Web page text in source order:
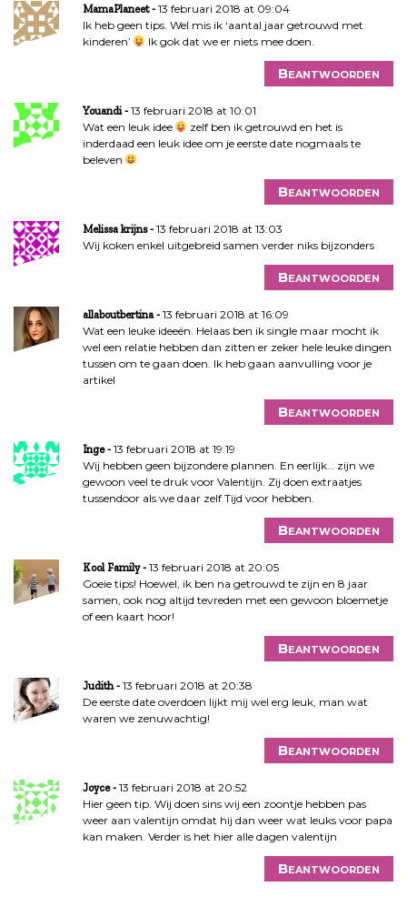
MamaPlaneet
13 februari 2018 at 09:04
Ik heb geen tips. Wel mis ik ‘aantal jaar getrouwd met
kinderen’
Ik gok dat we er niets mee doen.
Beantwoorden
Youandi
13 februari 2018 at 10:01
Wat een leuk idee
zelf ben ik getrouwd en het is
inderdaad een leuk idee om je eerste date nogmaals te
beleven
Beantwoorden
Melissa krijns
13 februari 2018 at 13:03
Wij koken enkel uitgebreid samen verder niks bijzonders
Beantwoorden
allaboutbertina
13 februari 2018 at 16:09
Wat een leuke ideeën. Helaas ben ik single maar mocht ik
wel een relatie hebben dan zitten er zeker hele leuke dingen
tussen om te gaan doen. Ik heb gaan aanvulling voor je
artikel
Beantwoorden
Inge
13 februari 2018 at 19:19
Wij hebben geen bijzondere plannen. En eerlijk… zijn we
gewoon veel te druk voor Valentijn. Zij doen extraatjes
tussendoor als we daar zelf Tijd voor hebben.
Beantwoorden
Kool Family
13 februari 2018 at 20:05
Goeie tips! Hoewel, ik ben na getrouwd te zijn en 8 jaar
samen, ook nog altijd tevreden met een gewoon bloemetje
of een kaart hoor!
Beantwoorden
Judith
13 februari 2018 at 20:38
De eerste date overdoen lijkt mij wel erg leuk, man wat
waren we zenuwachtig!
Beantwoorden
Joyce
13 februari 2018 at 20:52
Hier geen tip. Wij doen sins wij een zoontje hebben pas
weer aan valentijn omdat hij dan weer wat leuks voor papa
kan maken. Verder is het hier alle dagen valentijn
Beantwoorden